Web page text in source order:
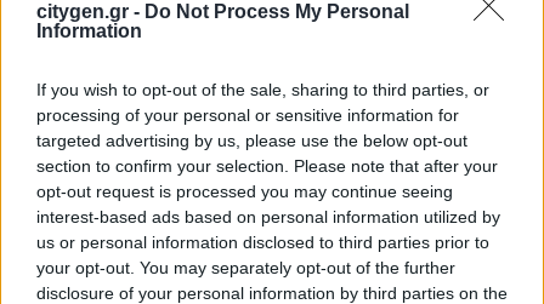
citygen.gr - Do Not Process My Personal
Information
If you wish to opt-out of the sale, sharing to third parties, or
processing of your personal or sensitive information for
targeted advertising by us, please use the below opt-out
section to confirm your selection. Please note that after your
opt-out request is processed you may continue seeing
interest-based ads based on personal information utilized by
us or personal information disclosed to third parties prior to
your opt-out. You may separately opt-out of the further
disclosure of your personal information by third parties on the
Όμιλος Σαρακάκη: Παραχώρησε το νέο Maxus T60 Max
στην ΕΠΟΜΕΑ Βιλίων
6 Αυγούστου 2026
Ν. Χαρδαλιάς: «Με το Παρατηρητήριο Έργων η
Περιφέρεια αποκτά ένα πρωτοποριακό ψηφιακό
εργαλείο λογοδοσίας»